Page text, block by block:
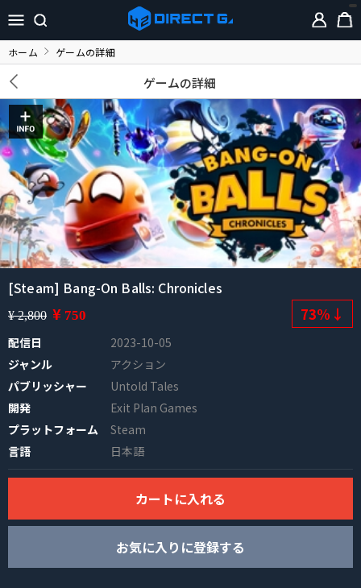
ホーム ゲームの詳細
ゲームの詳細
[Steam] Bang-On Balls: Chronicles
¥ 2,800 ¥ 750 73%↓
配信日
2023-10-05
ジャンル
アクション
パブリッシャー
Untold Tales
開発
Exit Plan Games
プラットフォーム
Steam
言語
日本語
カートに入れる
お気に入りに登録する